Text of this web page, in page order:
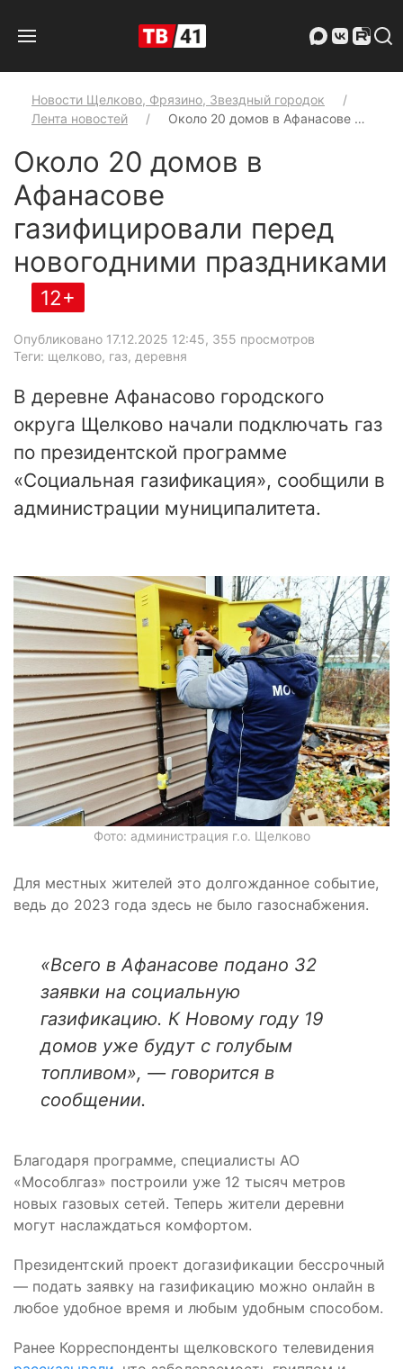
Новости Щелково, Фрязино, Звездный городок
Лента новостей
Около 20 домов в Афанасове …
Около 20 домов в
Афанасове
газифицировали перед
новогодними праздниками
12+
Опубликовано 17.12.2025 12:45, 355 просмотров
Теги: щелково, газ, деревня
В деревне Афанасово городского
округа Щелково начали подключать газ
по президентской программе
«Социальная газификация», сообщили в
администрации муниципалитета.
Фото: администрация г.о. Щелково
Для местных жителей это долгожданное событие,
ведь до 2023 года здесь не было газоснабжения.
«Всего в Афанасове подано 32
заявки на социальную
газификацию. К Новому году 19
домов уже будут с голубым
топливом», — говорится в
сообщении.
Благодаря программе, специалисты АО
«Мособлгаз» построили уже 12 тысяч метров
новых газовых сетей. Теперь жители деревни
могут наслаждаться комфортом.
Президентский проект догазификации бессрочный
— подать заявку на газификацию можно онлайн в
любое удобное время и любым удобным способом.
Ранее Корреспонденты щелковского телевидения